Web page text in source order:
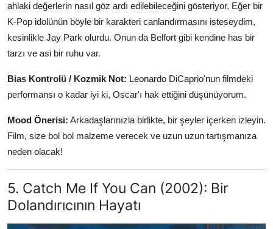
ahlaki değerlerin nasıl göz ardı edilebileceğini gösteriyor. Eğer bir
K-Pop idolünün böyle bir karakteri canlandırmasını isteseydim,
kesinlikle Jay Park olurdu. Onun da Belfort gibi kendine has bir
tarzı ve asi bir ruhu var.
Bias Kontrolü / Kozmik Not: Leonardo DiCaprio'nun filmdeki
performansı o kadar iyi ki, Oscar'ı hak ettiğini düşünüyorum.
Mood Önerisi: Arkadaşlarınızla birlikte, bir şeyler içerken izleyin.
Film, size bol bol malzeme verecek ve uzun uzun tartışmanıza
neden olacak!
5. Catch Me If You Can (2002): Bir
Dolandırıcının Hayatı